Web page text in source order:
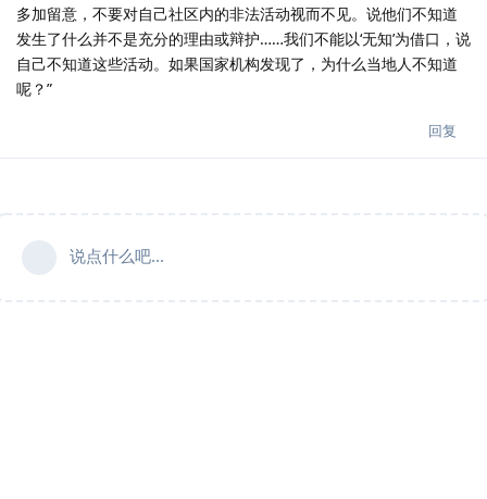
多加留意，不要对自己社区内的非法活动视而不见。说他们不知道
发生了什么并不是充分的理由或辩护……我们不能以‘无知’为借口，说
自己不知道这些活动。如果国家机构发现了，为什么当地人不知道
呢？”
回复
说点什么吧...